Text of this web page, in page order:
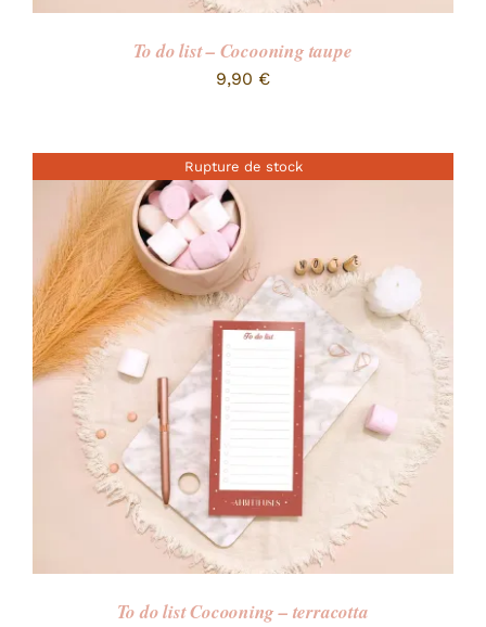
To do list – Cocooning taupe
9,90 €
Rupture de stock
To do list Cocooning – terracotta